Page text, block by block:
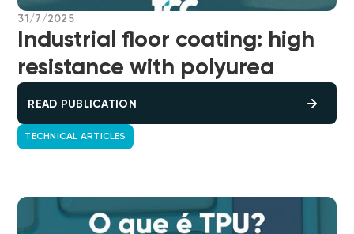
31/7/2025
Industrial floor coating: high
resistance with polyurea
READ PUBLICATION
TECHNICAL ARTICLES